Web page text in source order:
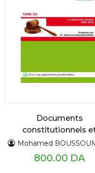
Documents
constitutionnels
politiques 1919 -
TIII
Mohamed
800.00 DA